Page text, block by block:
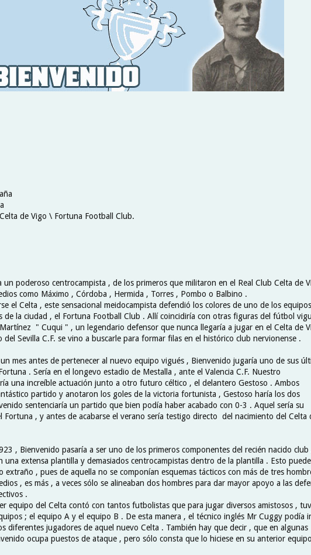
de Vigo \ Fortuna Football Club.
un poderoso centrocampista , de los primeros que militaron en el Real Club Celta de
como Máximo , Córdoba , Hermida , Torres , Pombo o Balbino .
el Celta , este sensacional meidocampista defendió los colores de uno de los equipos
de la ciudad , el Fortuna Football Club . Allí coincidiría con otras figuras del fútbol
" Cuqui " , un legendario defensor que nunca llegaría a jugar en el Celta de
del Sevilla C.F. se vino a buscarle para formar filas en el histórico club nervionense .
mes antes de pertenecer al nuevo equipo vigués , Bienvenido jugaría uno de sus
. Sería en el longevo estadio de Mestalla , ante el Valencia C.F. Nuestro
una increíble actuación junto a otro futuro céltico , el delantero Gestoso . Ambos
partido y anotaron los goles de la victoria fortunista , Gestoso haría los dos
sentenciaría un partido que bien podía haber acabado con 0-3 . Aquel sería su
Fortuna , y antes de acabarse el verano sería testigo directo del nacimiento del Celta
, Bienvenido pasaría a ser uno de los primeros componentes del recién nacido club
una extensa plantilla y demasiados centrocampistas dentro de la plantilla . Esto puede
extraño , pues de aquella no se componían esquemas tácticos con más de tres
, es más , a veces sólo se alineaban dos hombres para dar mayor apoyo a las
.
equipo del Celta contó con tantos futbolistas que para jugar diversos amistosos ,
; el equipo A y el equipo B . De esta manera , el técnico inglés Mr Cuggy podía ir
diferentes jugadores de aquel nuevo Celta . También hay que decir , que en algunas
ocupa puestos de ataque , pero sólo consta que lo hiciese en su anterior